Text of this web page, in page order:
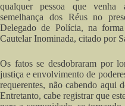
qualquer pessoa que
semelhança dos Réus no
Delegado de Polícia, na
Cautelar Inominada, citado por
Os fatos se desdobraram por
justiça e envolvimento de
requerentes, não cabendo aqui
Entretanto, cabe registrar que